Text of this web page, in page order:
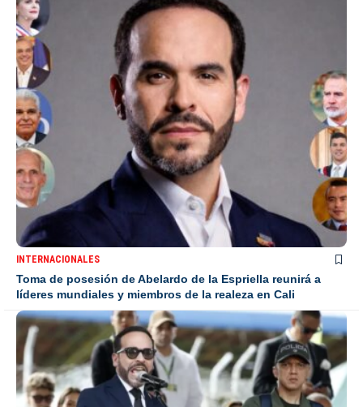
INTERNACIONALES
Toma de posesión de Abelardo de la Espriella reunirá a
líderes mundiales y miembros de la realeza en Cali